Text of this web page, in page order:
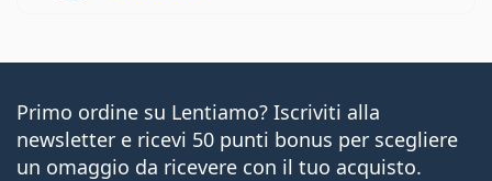
Primo ordine su Lentiamo? Iscriviti alla
newsletter e ricevi 50 punti bonus per scegliere
un omaggio da ricevere con il tuo acquisto.